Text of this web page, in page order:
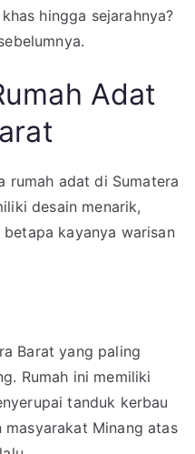
hingga sejarahnya?
Adat
rumah adat di Sumatera
desain menarik,
kayanya warisan
Barat yang paling
Rumah ini memiliki
tanduk kerbau
masyarakat Minang atas